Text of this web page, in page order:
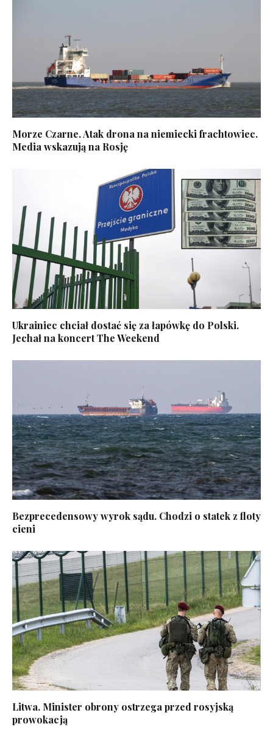
Morze Czarne. Atak drona na niemiecki frachtowiec.
Media wskazują na Rosję
Ukrainiec chciał dostać się za łapówkę do Polski.
Jechał na koncert The Weekend
Bezprecedensowy wyrok sądu. Chodzi o statek z floty
cieni
Litwa. Minister obrony ostrzega przed rosyjską
prowokacją